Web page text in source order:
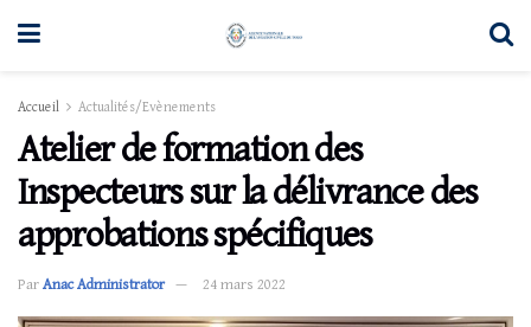
Accueil Actualités/Evènements
Atelier de formation des
Inspecteurs sur la délivrance des
approbations spécifiques
Par Anac Administrator 24 mars 2022